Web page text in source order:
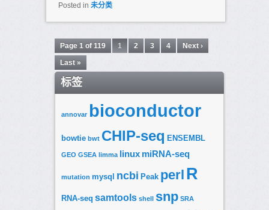
Posted in 未分类
Page 1 of 119 1 2 3 4
Next ›
Last »
标签
annovar bioconductor
bowtie bwt CHIP-seq ENSEMBL
GEO GSEA limma linux miRNA-seq
mutation mysql ncbi Peak perl R
RNA-seq samtools shell snp SRA